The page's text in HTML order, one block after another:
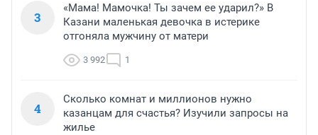
3
«Мама! Мамочка! Ты зачем ее ударил?» В
Казани маленькая девочка в истерике
отгоняла мужчину от матери
3 992 1
4
Сколько комнат и миллионов нужно
казанцам для счастья? Изучили запросы на
жилье